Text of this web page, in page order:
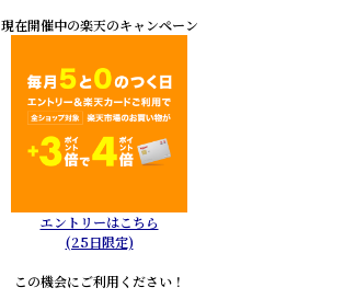
現在開催中の楽天のキャンペーン
エントリーはこちら
(25日限定)
この機会にご利用ください！